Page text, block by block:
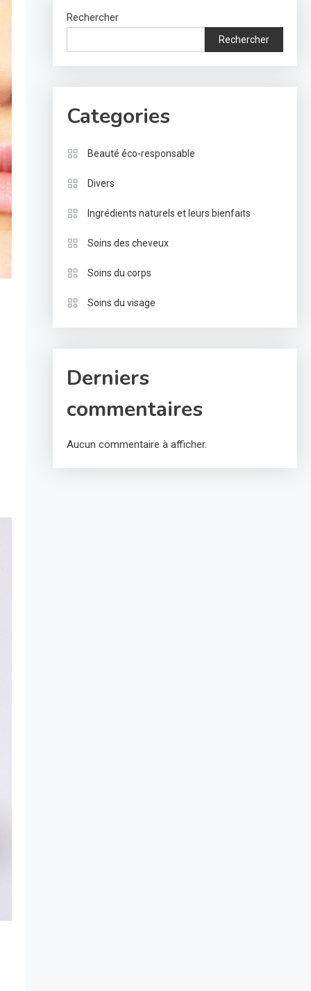
Rechercher
Rechercher
Categories
Beauté éco-responsable
Divers
Ingrédients naturels et leurs bienfaits
Soins des cheveux
Soins du corps
Soins du visage
Derniers
commentaires
Aucun commentaire à afficher.